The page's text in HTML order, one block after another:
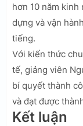
hơn 10 năm
dựng và vận
tiếng.
Với kiến thức
tế, giảng viên
bí quyết thành
và đạt được
Kết luận